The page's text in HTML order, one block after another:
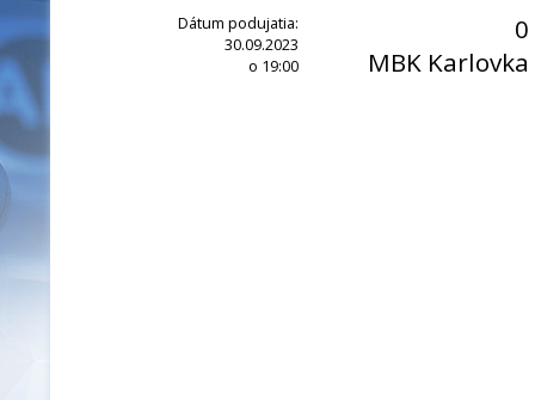
Dátum podujatia:
30.09.2023
o 19:00
0
MBK Karlovka